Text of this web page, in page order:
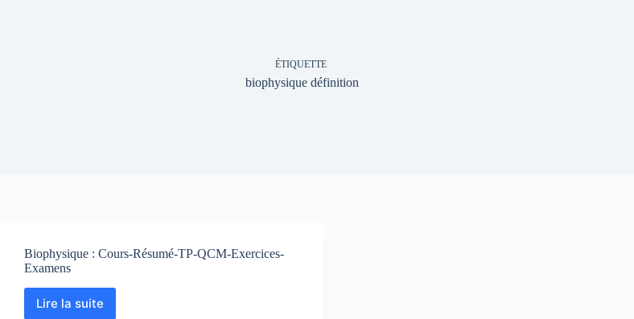
ÉTIQUETTE
biophysique définition
Biophysique : Cours-Résumé-TP-QCM-Exercices-
Examens
Lire la suite
Biophysique